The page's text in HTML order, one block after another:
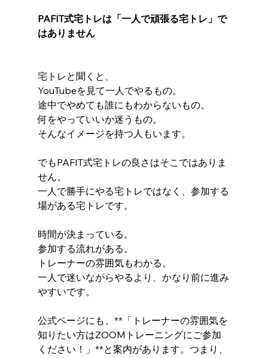
PAFIT式宅トレは「一人で頑張る宅トレ」で
はありません
宅トレと聞くと、
YouTubeを見て一人でやるもの。
途中でやめても誰にもわからないもの。
何をやっていいか迷うもの。
そんなイメージを持つ人もいます。
でもPAFIT式宅トレの良さはそこではありま
せん。
一人で勝手にやる宅トレではなく、参加する
場がある宅トレです。
時間が決まっている。
参加する流れがある。
トレーナーの雰囲気もわかる。
一人で迷いながらやるより、かなり前に進み
やすいです。
公式ページにも、**「トレーナーの雰囲気を
知りたい方はZOOMトレーニングにご参加
ください！」**と案内があります。つまり、